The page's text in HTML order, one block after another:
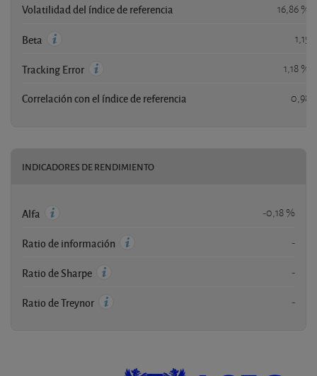
Volatilidad del índice de referencia 16,86 %
Beta 1,15
Tracking Error 1,18 %
Correlación con el índice de referencia 0,98
INDICADORES DE RENDIMIENTO
Alfa -0,18 %
Ratio de información -
Ratio de Sharpe -
Ratio de Treynor -